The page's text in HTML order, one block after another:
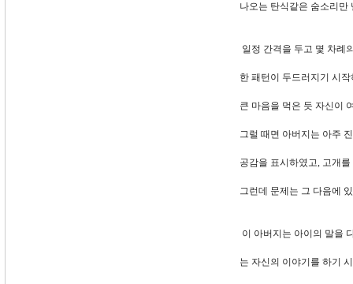
나오는 탄식같은 숨소리만
일정 간격을 두고 몇 차례
한 패턴이 두드러지기 시
큰 마음을 먹은 듯 자신이
그럴 때면 아버지는 아주
공감을 표시하였고, 고개
그런데 문제는 그 다음에
이 아버지는 아이의 말을
는 자신의 이야기를 하기